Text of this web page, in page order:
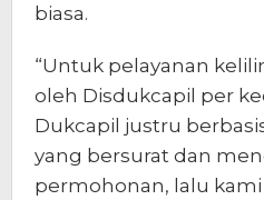
biasa.
“Untuk pelayanan
oleh Disdukcapil per
Dukcapil justru
yang bersurat dan
permohonan, lalu